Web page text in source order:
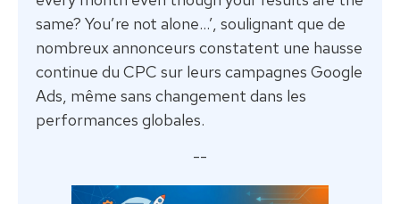
same? You’re not alone…’, soulignant que de
nombreux annonceurs constatent une hausse
continue du CPC sur leurs campagnes Google
Ads, même sans changement dans les
performances globales.
--